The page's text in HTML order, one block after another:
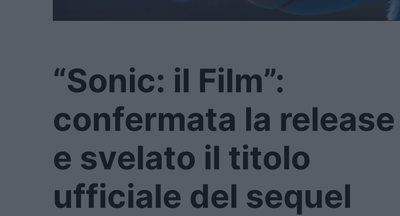
“Sonic: il Film”:
confermata la release
e svelato il titolo
ufficiale del sequel